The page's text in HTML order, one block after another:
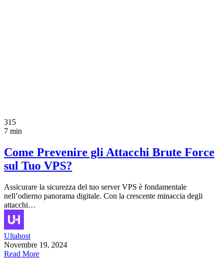
315
7 min
Come Prevenire gli Attacchi Brute Force
sul Tuo VPS?
Assicurare la sicurezza del tuo server VPS è fondamentale
nell’odierno panorama digitale. Con la crescente minaccia degli
attacchi…
Ultahost
Novembre 19, 2024
Read More